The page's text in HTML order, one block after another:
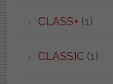
CLASS+ (1)
CLASSIC(1)